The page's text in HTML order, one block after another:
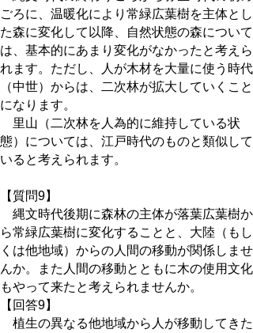
ごろに、温暖化により常緑広葉樹を主体とし
た森に変化して以降、自然状態の森について
は、基本的にあまり変化がなかったと考えら
れます。ただし、人が木材を大量に使う時代
（中世）からは、二次林が拡大していくこと
になります。
里山（二次林を人為的に維持している状
態）については、江戸時代のものと類似して
いると考えられます。
【質問9】
縄文時代後期に森林の主体が落葉広葉樹か
ら常緑広葉樹に変化することと、大陸（もし
くは他地域）からの人間の移動が関係しませ
んか。また人間の移動とともに木の使用文化
もやって来たと考えられませんか。
【回答9】
植生の異なる他地域から人が移動してきた